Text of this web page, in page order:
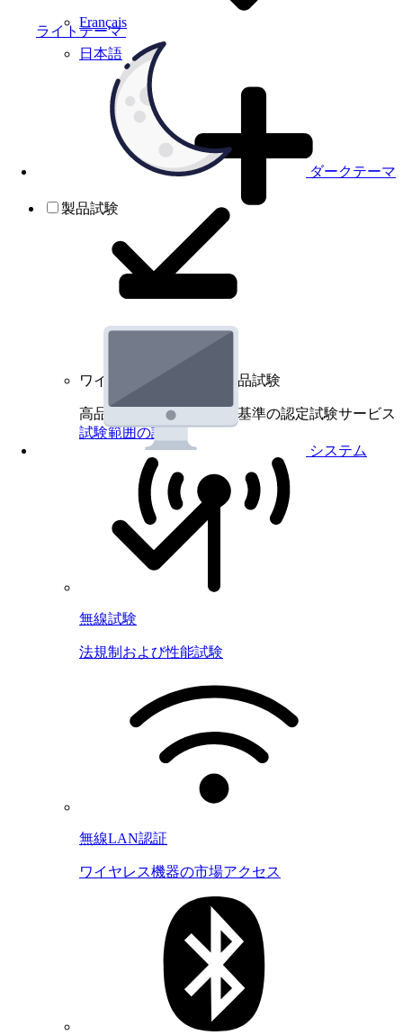
ライトテーマ
ダークテーマ
システム
Français
日本語
製品試験
ワイヤレスデバイスの製品試験
高品質規格に基づく国際基準の認定試験サービス
試験範囲の詳細
無線試験
法規制および性能試験
無線LAN認証
ワイヤレス機器の市場アクセス